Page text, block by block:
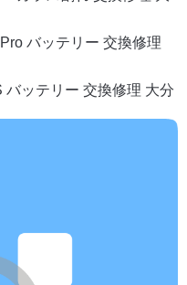
バッテリー 交換修理
バッテリー 交換修理 大分